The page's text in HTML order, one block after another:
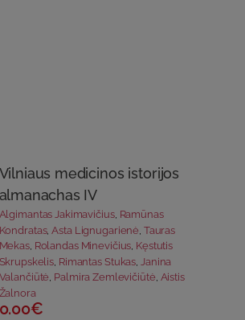
Vilniaus medicinos istorijos
almanachas IV
Algimantas Jakimavičius, Ramūnas
Kondratas, Asta Lignugarienė Tauras
Mekas, Rolandas Minevičius, Kęstutis
Skrupskelis Rimantas Stukas Janina
Valančiūtė, Palmira Zemlevičiūtė, Aistis
Žalnora
0.00€